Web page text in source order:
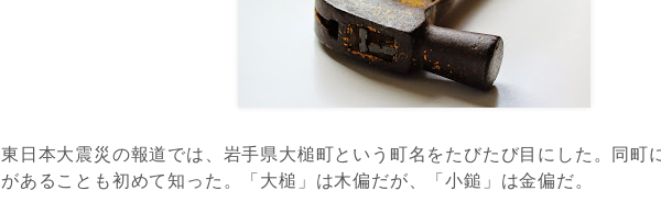
東日本大震災の報道では、岩手県大槌町という町名をたびたび目にした。同町
があることも初めて知った。「大槌」は木偏だが、「小鎚」は金偏だ。